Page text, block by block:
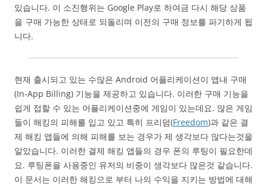
있습니다. 이 소진행위는 Google Play로 하여금 다시 해당 상품
을 구매 가능한 상태로 되돌리며 이전의 구매 정보를 파기하게 됩
니다.
현재 출시되고 있는 수많은 Android 어플리케이션이 앱내 구매
(In-App Billing) 기능을 제공하고 있습니다. 이러한 구매 기능을
쉽게 접할 수 있는 어플리케이션중에 게임이 있는데요. 많은 게임
들이 해킹의 피해를 입고 있고 특히 프리덤(Freedom)과 같은 결
제 해킹 앱들에 의해 피해를 보는 경우가 제 생각보다 많다는것을
알았습니다. 이러한 결제 해킹 앱들의 경우 폰의 루팅이 필요한데
요. 루팅폰을 사용중인 유저의 비중이 생각보다 많은것 같습니다.
이 문서는 이러한 해킹으로 부터 나의 수익을 지키는 방법에 대해